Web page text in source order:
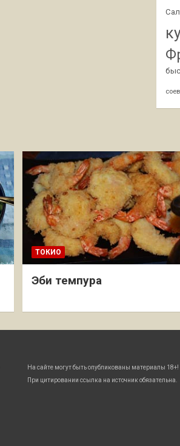
ТОКИО
Эби темпура
На сайте могут быть опубликованы материалы 18+!
При цитировании ссылка на источник обязательна.